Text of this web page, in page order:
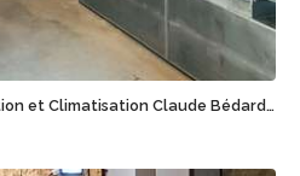
Entreprises de Réfrigération et Climatisation Claude Bédard (1995) Inc